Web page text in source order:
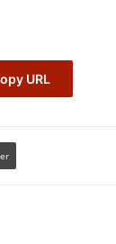
URL